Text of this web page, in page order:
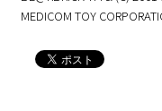
MEDICOM TOY